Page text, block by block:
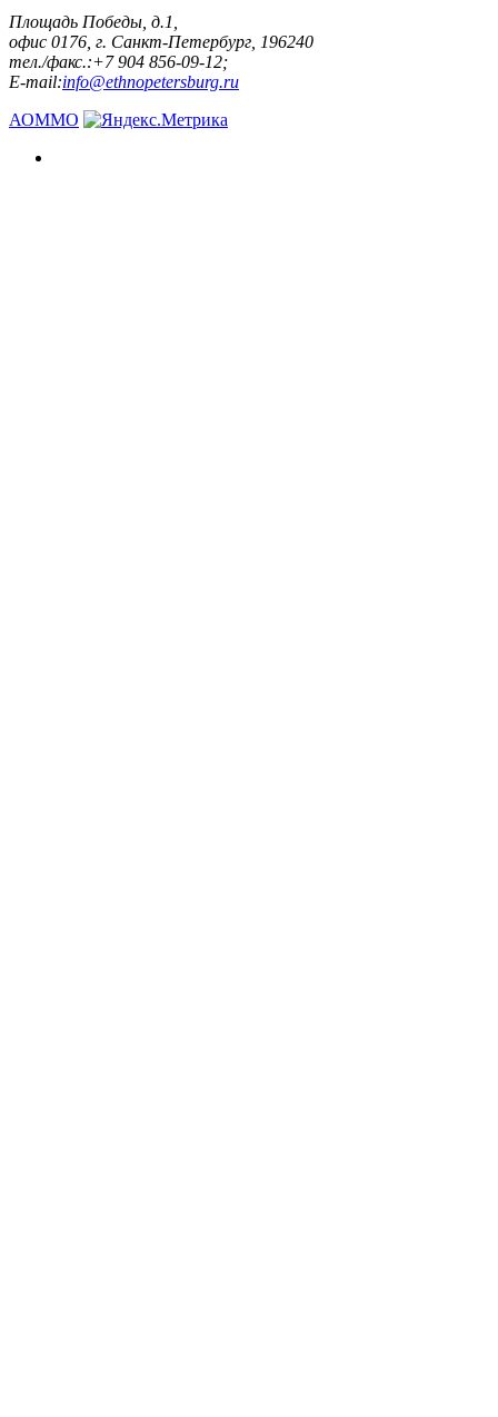
Площадь Победы, д.1,
офис 0176, г. Санкт-Петербург, 196240
тел./факс.:+7 904 856-09-12;
E-mail:info@ethnopetersburg.ru
АОММО